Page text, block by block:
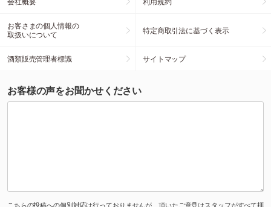
お客さまの個人情報の
取扱いについて
特定商取引法に基づく表示
酒類販売管理者標識 サイトマップ
お客様の声をお聞かせください
こちらの投稿への個別対応は行っておりませんが、頂いたご意見はスタッフがすべて拝